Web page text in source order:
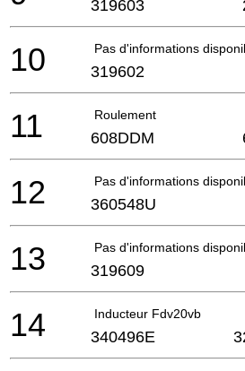
319603
Pas d'informations
10 319602
Roulement
11 608DDM
Pas d'informations
12 360548U
Pas d'informations
13 319609
Inducteur Fdv20vb
14 340496E